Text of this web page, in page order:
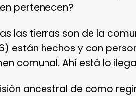
pertenecen?
las tierras son de la
están hechos y con
comunal. Ahí está lo
ancestral de como